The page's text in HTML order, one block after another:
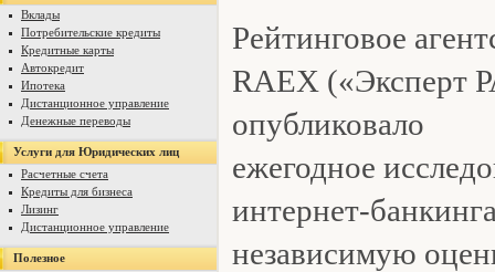
Вклады
Потребительские кредиты
Кредитные карты
Автокредит
Ипотека
Дистанционное управление
Денежные переводы
Услуги для Юридических лиц
Расчетные счета
Кредиты для бизнеса
Лизинг
Дистанционное управление
Полезное
Рейтинговое
RAEX («Эксперт
опубликовало
ежегодное
интернет-
независимую